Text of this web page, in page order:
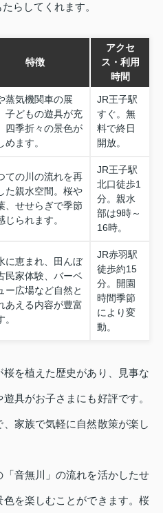
らしてくれます。
特徴
アクセ
ス・利用
時間
蒸気機関車の展
子どもの遊具が充
四季折々の景色が
めます。
JR王子駅
すぐ。無
料で終日
開放。
ての川の流れを再
た親水空間。桜や
、せせらぎで季節
じられます。
JR王子駅
北口徒歩1
分。親水
部は9時～
16時。
に恵まれ、田んぼ
民家体験、バーベ
ー広場など自然と
あえる内容が豊富
。
JR赤羽駅
徒歩約15
分。開園
時間季節
により変
動。
を植えた歴史があり、見事な
具がお子さまにも好評です。
家族で気軽に自然散策が楽し
音無川」の流れを活かしたせ
を楽しむことができます。桜